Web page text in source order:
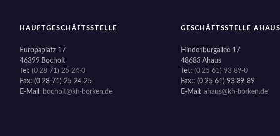
g
s
n
a
HAUPTGESCHÄFTSSTELLE
Europaplatz 17
46399 Bocholt
Tel: (0 28 71) 25 24-0
Fax: (0 28 71) 25 24-25
E-Mail: bocholt@kh-borken.de
GESCHÄFTSSTELLE AHAUS
Hindenburgallee 17
48683 Ahaus
Tel.: (0 25 61) 93 89-0
Fax:: (0 25 61) 93 89-89
E-Mail: ahaus@kh-borken.de